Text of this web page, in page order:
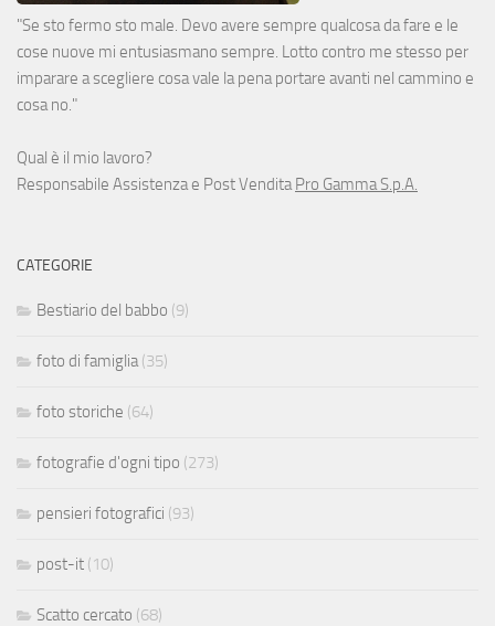
"Se sto fermo sto male. Devo avere sempre qualcosa da fare e le
cose nuove mi entusiasmano sempre. Lotto contro me stesso per
imparare a scegliere cosa vale la pena portare avanti nel cammino e
cosa no."
Qual è il mio lavoro?
Responsabile Assistenza e Post VenditaPro Gamma S.p.A.
CATEGORIE
Bestiario del babbo (9)
foto di famiglia(35)
foto storiche (64)
fotografie d'ogni tipo (273)
pensieri fotografici (93)
post-it (10)
Scatto cercato (68)